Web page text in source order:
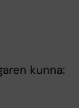
kunna: